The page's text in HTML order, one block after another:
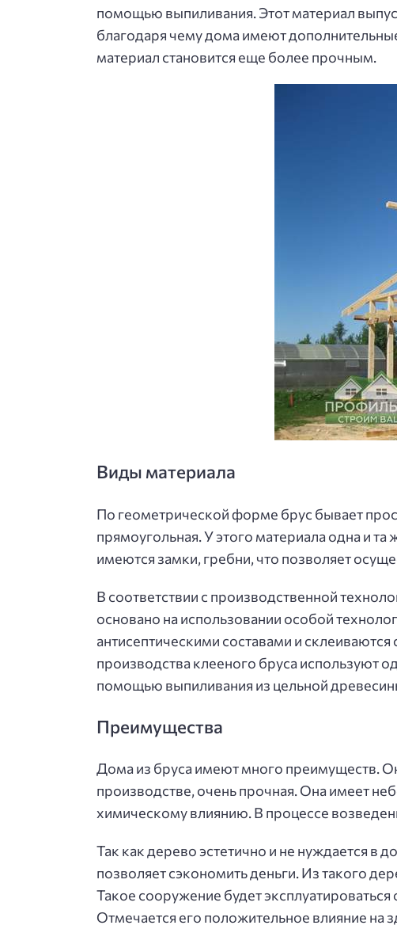
помощью выпиливания. Этот материал
благодаря чему дома имеют
материал становится еще более прочным.
Виды материала
По геометрической форме брус бывает
прямоугольная. У этого материала одна и
имеются замки, гребни, что позволяет
В соответствии с производственной
основано на использовании особой
антисептическими составами и
производства клееного бруса используют
помощью выпиливания из цельной
Преимущества
Дома из бруса имеют много преимуществ.
производстве, очень прочная. Она имеет
химическому влиянию. В процессе
Так как дерево эстетично и не нуждается в
позволяет сэкономить деньги. Из такого
Такое сооружение будет
Отмечается его положительное влияние на